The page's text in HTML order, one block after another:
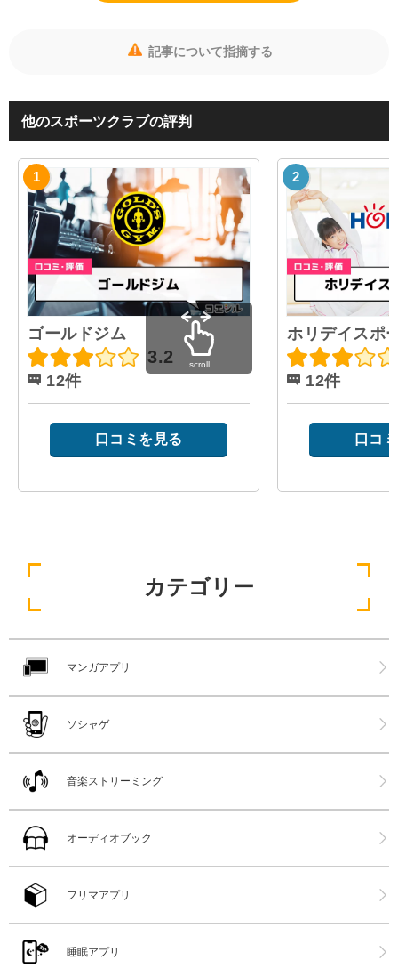
記事について指摘する
他のスポーツクラブの評判
ゴールドジム
3.2
12件
口コミを見る
ホリデイスポ
12件
口コ
scroll
カテゴリー
マンガアプリ
ソシャゲ
音楽ストリーミング
オーディオブック
フリマアプリ
睡眠アプリ